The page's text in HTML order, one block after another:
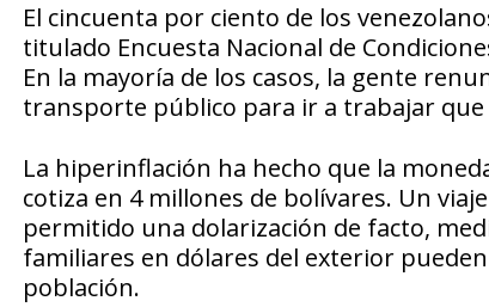
El cincuenta por ciento de los
titulado Encuesta Nacional de
En la mayoría de los casos, la gente
transporte público para ir a trabajar que
La hiperinflación ha hecho que la
cotiza en 4 millones de bolívares. Un
permitido una dolarización de facto,
familiares en dólares del exterior
población.